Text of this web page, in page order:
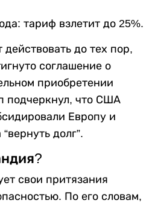
тариф взлетит до 25%.
до тех пор,
соглашение о
приобретении
подчеркнул, что США
Европу и
долг”.
свои притязания
По его словам,